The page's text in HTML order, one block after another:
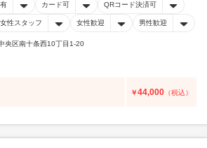
カード可 QRコード決済可
女性スタッフ 女性歓迎 男性歓迎
央区南十条西10丁目1-20
￥44,000 （税込）